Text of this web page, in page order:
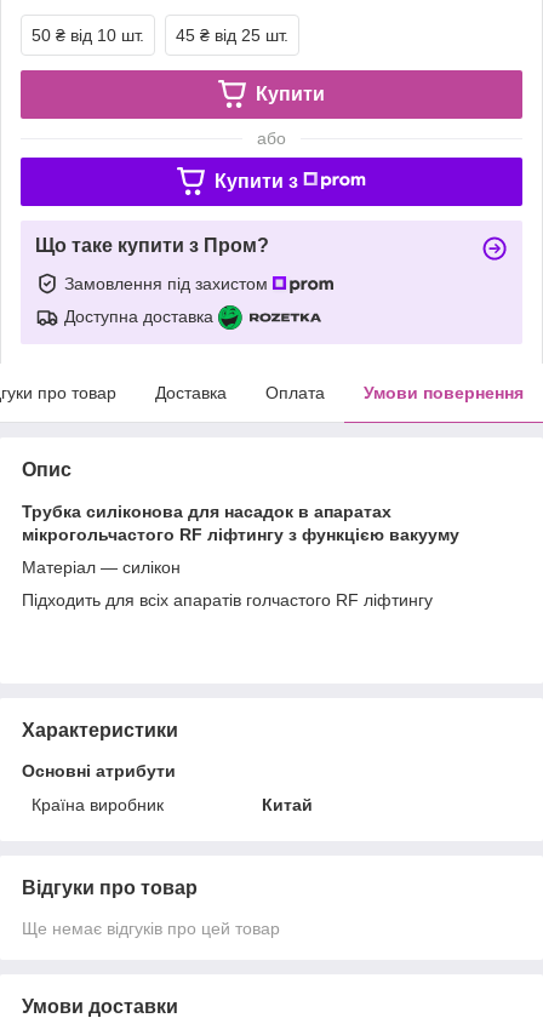
50 ₴ від 10 шт. 45 ₴ від 25 шт.
Купити
або
Купити з
Що таке купити з Пром?
Замовлення під захистом
Доступна доставка
про товар Доставка Оплата Умови повернення
Опис
Трубка силіконова для насадок в апаратах
мікрогольчастого RF ліфтингу з функцією вакууму
Матеріал — силікон
Підходить для всіх апаратів голчастого RF ліфтингу
Характеристики
Основні атрибути
Країна виробник
Китай
Відгуки про товар
Ще немає відгуків про цей товар
Умови доставки